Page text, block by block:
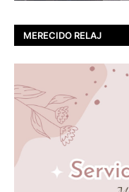
MERECIDO RELAJ